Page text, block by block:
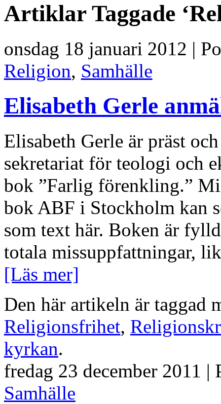
Artiklar Taggade
onsdag 18 januari 2012 |
Religion, Samhälle
Elisabeth Gerle
Elisabeth Gerle är präst
sekretariat för teologi och
bok ”Farlig förenkling.”
bok ABF i Stockholm kan
som text här. Boken är
totala missuppfattningar,
[Läs mer]
Den här artikeln är taggad
Religionsfrihet,
kyrkan.
fredag 23 december 2011 |
Samhälle